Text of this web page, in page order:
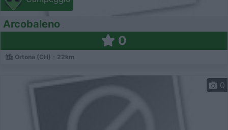
Arcobaleno
0
Ortona (CH) - 22km
0